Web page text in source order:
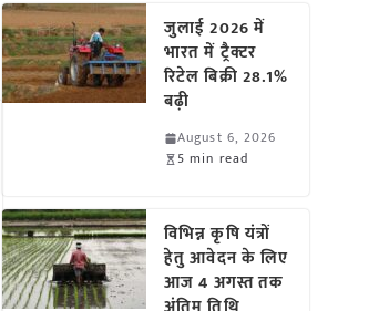
जुलाई 2026 में
भारत में ट्रैक्टर
रिटेल बिक्री 28.1%
बढ़ी
August 6, 2026
5 min read
विभिन्न कृषि यंत्रों
हेतु आवेदन के लिए
आज 4 अगस्त तक